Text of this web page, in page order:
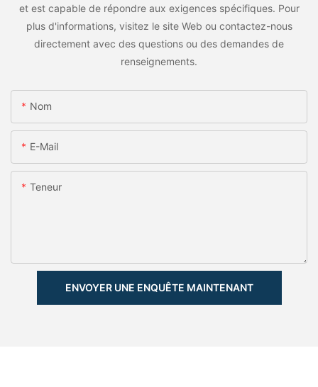
et est capable de répondre aux exigences spécifiques. Pour
plus d'informations, visitez le site Web ou contactez-nous
directement avec des questions ou des demandes de
renseignements.
Nom
E-Mail
Teneur
ENVOYER UNE ENQUÊTE MAINTENANT